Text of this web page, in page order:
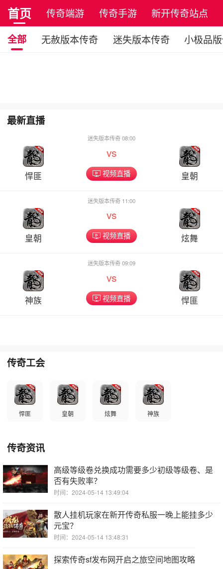
首页 传奇端游 传奇手游
新开传奇站点
全部
无赦版本传奇 迷失版本传奇 小极品
最新直播
悍匪
迷失版本传奇 08:00
vs
视频直播 皇朝
皇朝
迷失版本传奇 11:00
vs
视频直播 炫舞
神族
迷失版本传奇 09:09
vs
视频直播 悍匪
传奇工会
悍匪 皇朝 炫舞 神族
传奇资讯
高级等级卷兑换成功需要多少初级等级卷、是
否有失败率？
时间：2024-05-14 13:49:04
散人挂机玩家在新开传奇私服一晚上能挂多少
元宝？
时间：2024-05-14 13:48:31
探索传奇sf发布网开启之旅空间地图攻略